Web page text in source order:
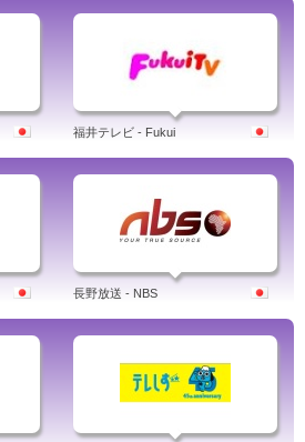
福井テレビ - Fukui
長野放送 - NBS